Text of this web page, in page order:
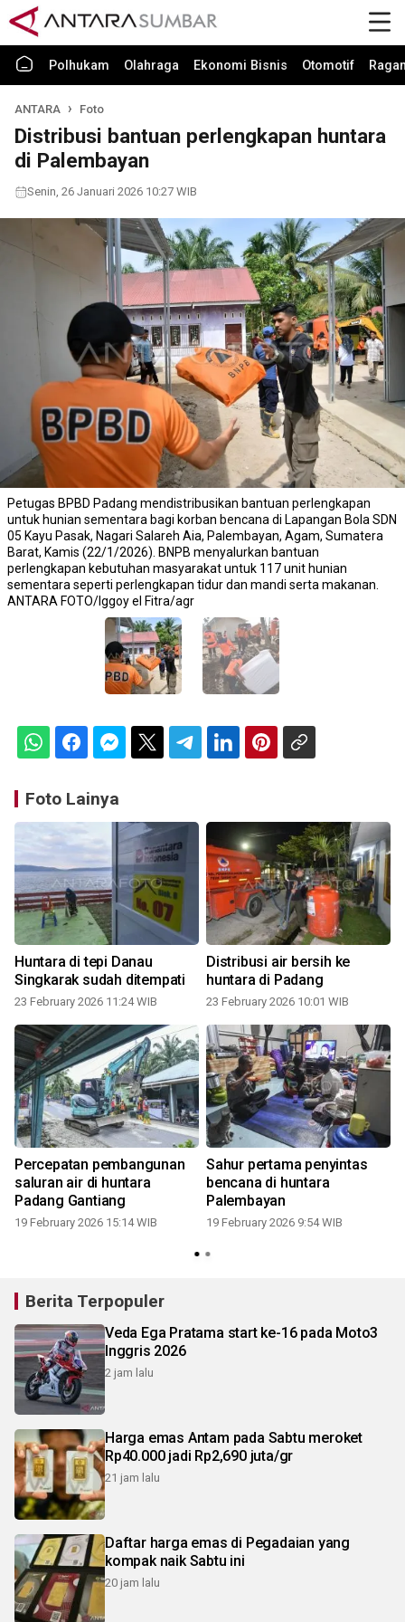
Polhukam Olahraga Ekonomi Bisnis Otomotif
ANTARA Foto
Distribusi bantuan perlengkapan huntara
di Palembayan
Senin, 26 Januari 2026 10:27 WIB
Petugas BPBD Padang mendistribusikan bantuan perlengkapan
untuk hunian sementara bagi korban bencana di Lapangan Bola SDN
05 Kayu Pasak, Nagari Salareh Aia, Palembayan, Agam, Sumatera
Barat, Kamis (22/1/2026). BNPB menyalurkan bantuan
perlengkapan kebutuhan masyarakat untuk 117 unit hunian
sementara seperti perlengkapan tidur dan mandi serta makanan.
ANTARA FOTO/Iggoy el Fitra/agr
Foto Lainya
Huntara di tepi Danau
Singkarak sudah ditempati
23 February 2026 11:24 WIB
Distribusi air bersih ke
huntara di Padang
23 February 2026 10:01 WIB
Percepatan pembangunan
saluran air di huntara
Padang Gantiang
19 February 2026 15:14 WIB
Sahur pertama penyintas
bencana di huntara
Palembayan
19 February 2026 9:54 WIB
Berita Terpopuler
Veda Ega Pratama start ke-16 pada Moto3
Inggris 2026
2 jam lalu
Harga emas Antam pada Sabtu meroket
Rp40.000 jadi Rp2,690 juta/gr
21 jam lalu
Daftar harga emas di Pegadaian yang
kompak naik Sabtu ini
20 jam lalu